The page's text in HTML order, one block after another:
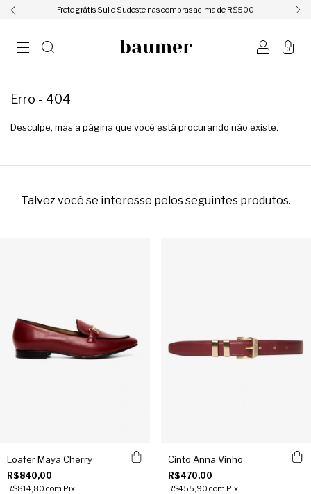
ㅤㅤㅤㅤFrete grátis Sul e Sudeste nas compras acima de R$500ㅤㅤㅤㅤ
0
Erro - 404
Desculpe, mas a página que você está procurando não existe.
Talvez você se interesse pelos seguintes produtos.
Loafer Maya Cherry
R$840,00
R$814,80 com Pix
Cinto Anna Vinho
R$470,00
R$455,90 com Pix